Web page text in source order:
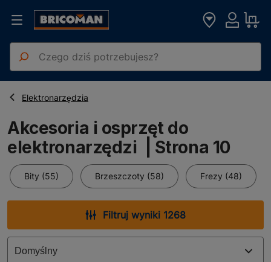
Strona główna
Elektronarzędzia
Akcesoria i osprzęt do elektronarzędzi
Akcesoria i osprzęt do
elektronarzędzi | Strona 10
Bity (55) Brzeszczoty (58) Frezy (48)
Filtruj wyniki 1268